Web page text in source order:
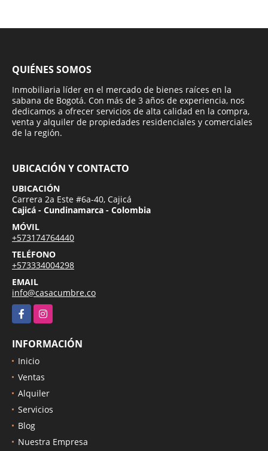
QUIÉNES SOMOS
Inmobiliaria líder en el mercado de bienes raíces en la
sabana de Bogotá. Con más de 3 años de experiencia, nos
dedicamos a ofrecer servicios de alta calidad en la compra,
venta y alquiler de propiedades residenciales y comerciales
de la región.
UBICACIÓN Y CONTACTO
UBICACIÓN
Carrera 2a Este #6a-40, Cajicá
Cajicá - Cundinamarca - Colombia
MÓVIL
+573174764440
TELÉFONO
+573334004298
EMAIL
info@casacumbre.co
FacebookInstagram
INFORMACIÓN
Inicio
Ventas
Alquiler
Servicios
Blog
Nuestra Empresa